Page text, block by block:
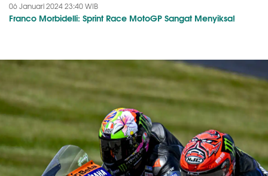
06 Januari 2024 23:40 WIB
Franco Morbidelli: Sprint Race MotoGP Sangat Menyiksa!